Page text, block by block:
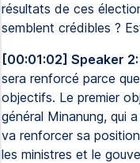
résultats de ces
semblent crédibles ?
[00:01:02] Speaker 2:
sera renforcé parce
objectifs. Le premier
général Minanung, qui
va renforcer sa
les ministres et le